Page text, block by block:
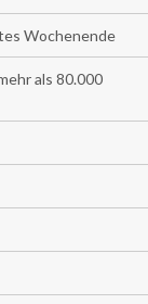
Wochenende
als 80.000